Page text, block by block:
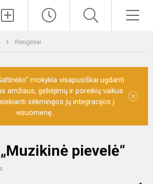
Renginiai
mokykla visapusiškai ugdanti
amžiaus, gebėjimų ir poreikių vaikus
sėkmingos jų integracijos į
visuomenę.
×
pievelė“